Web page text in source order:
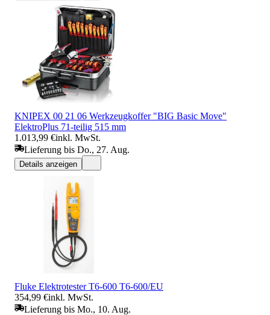
KNIPEX 00 21 06 Werkzeugkoffer "BIG Basic Move"
ElektroPlus 71-teilig 515 mm
1.013,99 €inkl. MwSt.
Lieferung bis Do., 27. Aug.
Details anzeigen
Fluke Elektrotester T6-600 T6-600/EU
354,99 €inkl. MwSt.
Lieferung bis Mo., 10. Aug.